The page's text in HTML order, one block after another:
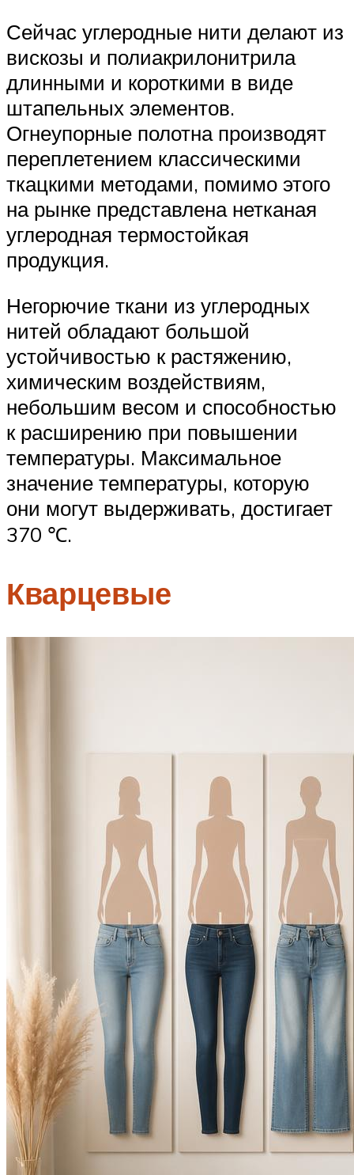
Сейчас углеродные нити делают из
вискозы и полиакрилонитрила
длинными и короткими в виде
штапельных элементов.
Огнеупорные полотна производят
переплетением классическими
ткацкими методами, помимо этого
на рынке представлена нетканая
углеродная термостойкая
продукция.
Негорючие ткани из углеродных
нитей обладают большой
устойчивостью к растяжению,
химическим воздействиям,
небольшим весом и способностью
к расширению при повышении
температуры. Максимальное
значение температуры, которую
они могут выдерживать, достигает
370 ℃.
Кварцевые